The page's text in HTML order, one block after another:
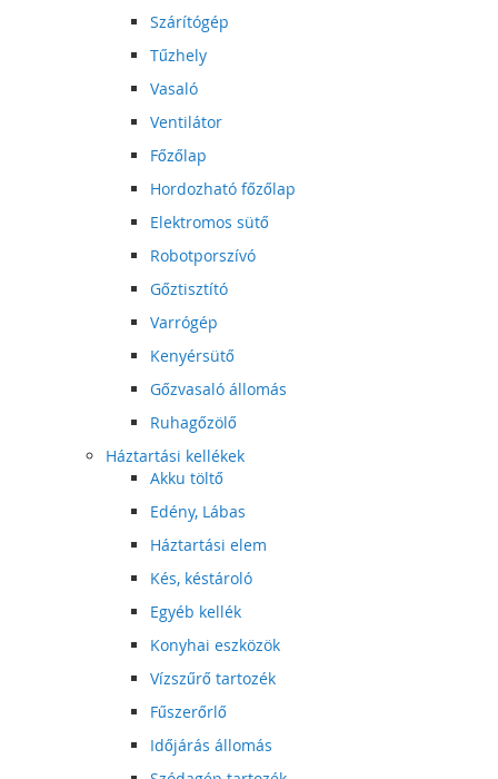
Szárítógép
Tűzhely
Vasaló
Ventilátor
Főzőlap
Hordozható főzőlap
Elektromos sütő
Robotporszívó
Gőztisztító
Varrógép
Kenyérsütő
Gőzvasaló állomás
Ruhagőzölő
Háztartási kellékek
Akku töltő
Edény, Lábas
Háztartási elem
Kés, késtároló
Egyéb kellék
Konyhai eszközök
Vízszűrő tartozék
Fűszerőrlő
Időjárás állomás